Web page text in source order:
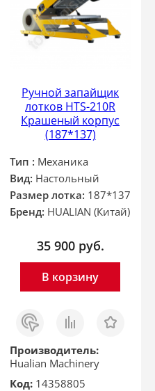
Ручной запайщик
лотков HTS-210R
Крашеный корпус
(187*137)
Тип : Механика
Вид: Настольный
Размер лотка: 187*137
Бренд: HUALIAN (Китай)
35 900 руб.
В корзину
Заказ
в 1
клик
Сравнить Отложить
Производитель:
Hualian Machinery
Код: 14358805